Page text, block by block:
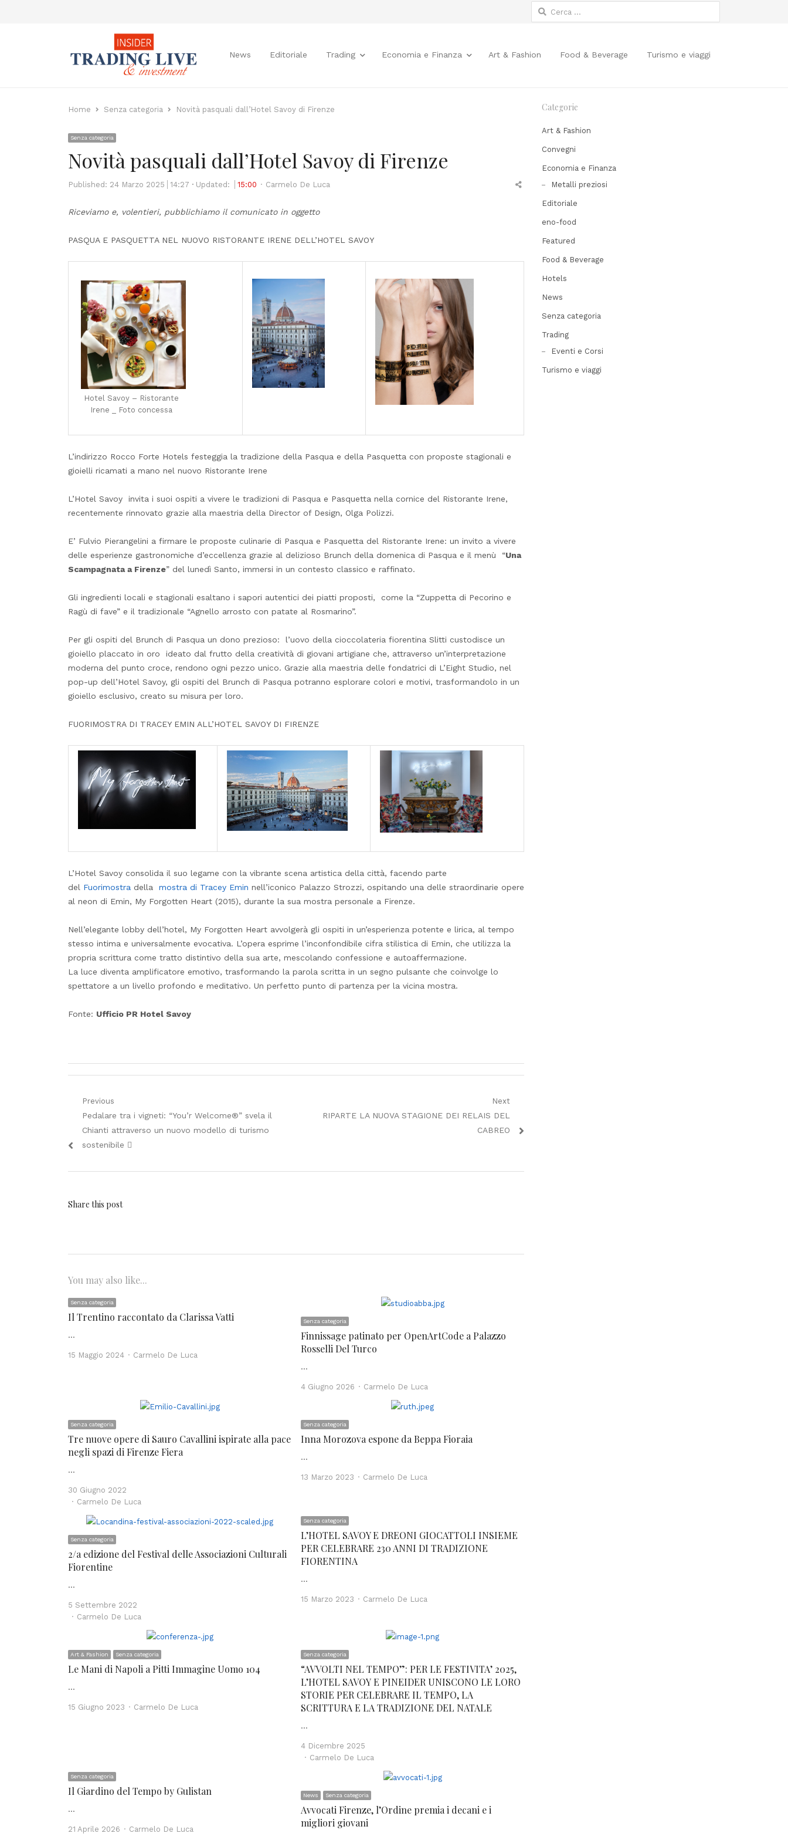
Ricerca
per:
News Editoriale Trading Economia e Finanza Art & Fashion Food & Beverage Turismo e viaggi
Home Senza categoria Novità pasquali dall’Hotel Savoy di Firenze
Senza categoria
Novità pasquali dall’Hotel Savoy di Firenze
Published: 24 Marzo 2025 14:27 Updated: 15:00 Author
Carmelo De Luca
Share
Riceviamo e, volentieri, pubblichiamo il comunicato in oggetto
PASQUA E PASQUETTA NEL NUOVO RISTORANTE IRENE DELL’HOTEL SAVOY
Hotel Savoy – Ristorante
Irene _ Foto concessa
L’indirizzo Rocco Forte Hotels festeggia la tradizione della Pasqua e della Pasquetta con proposte stagionali e
gioielli ricamati a mano nel nuovo Ristorante Irene
L’Hotel Savoy invita i suoi ospiti a vivere le tradizioni di Pasqua e Pasquetta nella cornice del Ristorante Irene,
recentemente rinnovato grazie alla maestria della Director of Design, Olga Polizzi.
E’ Fulvio Pierangelini a firmare le proposte culinarie di Pasqua e Pasquetta del Ristorante Irene: un invito a vivere
delle esperienze gastronomiche d’eccellenza grazie al delizioso Brunch della domenica di Pasqua e il menù “Una
Scampagnata a Firenze” del lunedì Santo, immersi in un contesto classico e raffinato.
Gli ingredienti locali e stagionali esaltano i sapori autentici dei piatti proposti, come la “Zuppetta di Pecorino e
Ragù di fave” e il tradizionale “Agnello arrosto con patate al Rosmarino”.
Per gli ospiti del Brunch di Pasqua un dono prezioso: l’uovo della cioccolateria fiorentina Slitti custodisce un
gioiello placcato in oro ideato dal frutto della creatività di giovani artigiane che, attraverso un’interpretazione
moderna del punto croce, rendono ogni pezzo unico. Grazie alla maestria delle fondatrici di L’Eight Studio, nel
pop-up dell’Hotel Savoy, gli ospiti del Brunch di Pasqua potranno esplorare colori e motivi, trasformandolo in un
gioiello esclusivo, creato su misura per loro.
FUORIMOSTRA DI TRACEY EMIN ALL’HOTEL SAVOY DI FIRENZE
L’Hotel Savoy consolida il suo legame con la vibrante scena artistica della città, facendo parte
del Fuorimostra della mostra di Tracey Emin nell’iconico Palazzo Strozzi, ospitando una delle straordinarie opere
al neon di Emin, My Forgotten Heart (2015), durante la sua mostra personale a Firenze.
Nell’elegante lobby dell’hotel, My Forgotten Heart avvolgerà gli ospiti in un’esperienza potente e lirica, al tempo
stesso intima e universalmente evocativa. L’opera esprime l’inconfondibile cifra stilistica di Emin, che utilizza la
propria scrittura come tratto distintivo della sua arte, mescolando confessione e autoaffermazione.
La luce diventa amplificatore emotivo, trasformando la parola scritta in un segno pulsante che coinvolge lo
spettatore a un livello profondo e meditativo. Un perfetto punto di partenza per la vicina mostra.
Fonte: Ufficio PR Hotel Savoy
Navigazione
articoli
Previous
Previous
post:
Pedalare tra i vigneti: “You’r Welcome®” svela il
Chianti attraverso un nuovo modello di turismo
sostenibile 
Next
Next
RIPARTE LA NUOVA STAGIONE DEI RELAIS DEL
CABREO
Share this post
You may also like...
Senza categoria
Il Trentino raccontato da Clarissa Vatti
…
15 Maggio 2024 Author
Carmelo De Luca
Senza categoria
Finnissage patinato per OpenArtCode a Palazzo
Rosselli Del Turco
…
4 Giugno 2026 Author
Carmelo De Luca
Senza categoria
Tre nuove opere di Sauro Cavallini ispirate alla pace
negli spazi di Firenze Fiera
…
30 Giugno 2022
Author
Carmelo De Luca
Senza categoria
Inna Morozova espone da Beppa Fioraia
…
13 Marzo 2023 Author
Carmelo De Luca
Senza categoria
2/a edizione del Festival delle Associazioni Culturali
Fiorentine
…
5 Settembre 2022
Author
Carmelo De Luca
Senza categoria
L’HOTEL SAVOY E DREONI GIOCATTOLI INSIEME
PER CELEBRARE 230 ANNI DI TRADIZIONE
FIORENTINA
…
15 Marzo 2023 Author
Carmelo De Luca
Art & Fashion Senza categoria
Le Mani di Napoli a Pitti Immagine Uomo 104
…
15 Giugno 2023 Author
Carmelo De Luca
Senza categoria
“AVVOLTI NEL TEMPO”: PER LE FESTIVITA’ 2025,
L’HOTEL SAVOY E PINEIDER UNISCONO LE LORO
STORIE PER CELEBRARE IL TEMPO, LA
SCRITTURA E LA TRADIZIONE DEL NATALE
…
4 Dicembre 2025
Author
Carmelo De Luca
Senza categoria
Il Giardino del Tempo by Gulistan
…
21 Aprile 2026 Author
Carmelo De Luca
News Senza categoria
Avvocati Firenze, l’Ordine premia i decani e i
migliori giovani
Categorie
Art & Fashion
Convegni
Economia e Finanza
Metalli preziosi
Editoriale
eno-food
Featured
Food & Beverage
Hotels
News
Senza categoria
Trading
Eventi e Corsi
Turismo e viaggi